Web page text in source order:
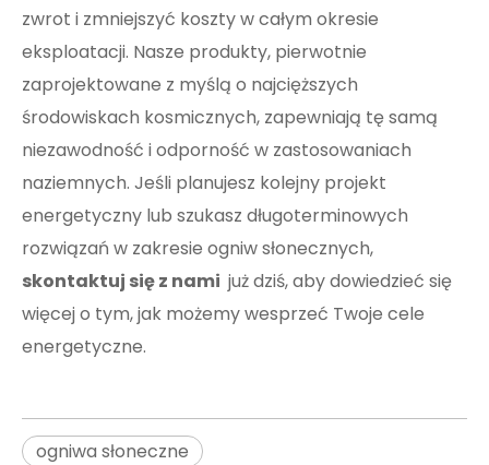
zwrot i zmniejszyć koszty w całym okresie
eksploatacji. Nasze produkty, pierwotnie
zaprojektowane z myślą o najcięższych
środowiskach kosmicznych, zapewniają tę samą
niezawodność i odporność w zastosowaniach
naziemnych. Jeśli planujesz kolejny projekt
energetyczny lub szukasz długoterminowych
rozwiązań w zakresie ogniw słonecznych,
skontaktuj się z nami już dziś, aby dowiedzieć się
więcej o tym, jak możemy wesprzeć Twoje cele
energetyczne.
ogniwa słoneczne